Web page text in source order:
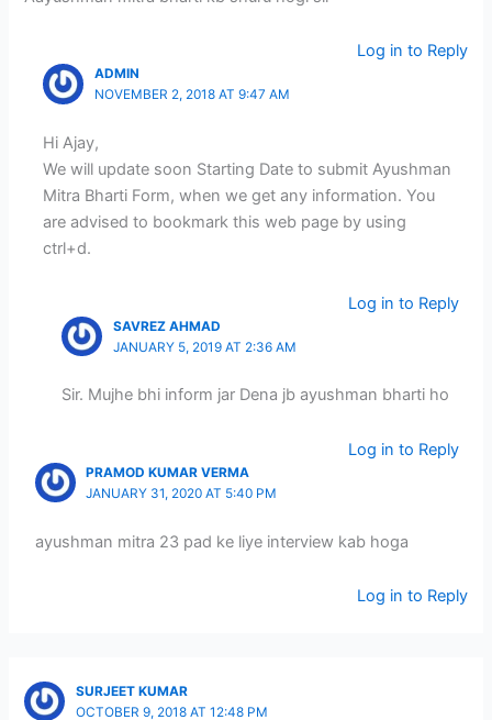
Log in to Reply
ADMIN
NOVEMBER 2, 2018 AT 9:47 AM
Hi Ajay,
We will update soon Starting Date to submit Ayushman
Mitra Bharti Form, when we get any information. You
are advised to bookmark this web page by using
ctrl+d.
Log in to Reply
SAVREZ AHMAD
JANUARY 5, 2019 AT 2:36 AM
Sir. Mujhe bhi inform jar Dena jb ayushman bharti ho
Log in to Reply
PRAMOD KUMAR VERMA
JANUARY 31, 2020 AT 5:40 PM
ayushman mitra 23 pad ke liye interview kab hoga
Log in to Reply
SURJEET KUMAR
OCTOBER 9, 2018 AT 12:48 PM